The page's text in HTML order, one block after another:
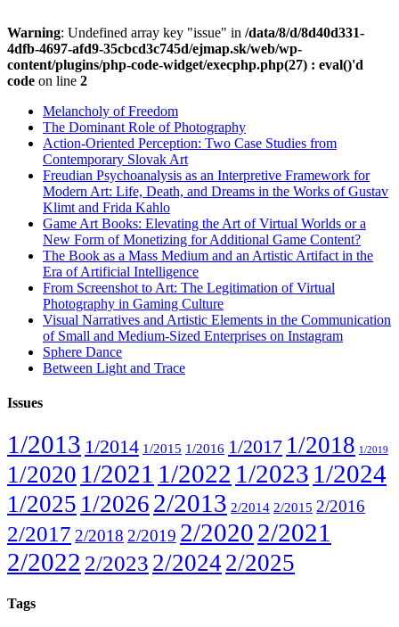
Warning: Undefined array key "issue" in /data/8/d/8d40d331-
4dfb-4697-afd9-35cbcd3c745d/ejmap.sk/web/wp-
content/plugins/php-code-widget/execphp.php(27) : eval()'d
code on line 2
Melancholy of Freedom
The Dominant Role of Photography
Action-Oriented Perception: Two Case Studies from
Contemporary Slovak Art
Freudian Psychoanalysis as an Interpretive Framework for
Modern Art: Life, Death, and Dreams in the Works of Gustav
Klimt and Frida Kahlo
Game Art Books: Elevating the Art of Virtual Worlds or a
New Form of Monetizing for Additional Game Content?
The Book as a Mass Medium and an Artistic Artifact in the
Era of Artificial Intelligence
From Screenshot to Art: The Legitimation of Virtual
Photography in Gaming Culture
Visual Narratives and Artistic Elements in the Communication
of Small and Medium-Sized Enterprises on Instagram
Sphere Dance
Between Light and Trace
Issues
1/2013 1/2014 1/2015 1/2016 1/2017 1/2018 1/2019
1/2020 1/2021 1/2022 1/2023 1/2024
1/2025 1/2026 2/2013 2/2014 2/2015 2/2016
2/2017 2/2018 2/2019 2/20202/2021
2/2022 2/2023 2/2024 2/2025
Tags